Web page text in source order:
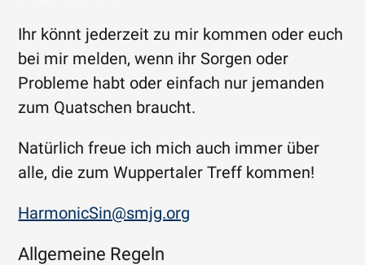
Ihr könnt jederzeit zu mir kommen oder euch
bei mir melden, wenn ihr Sorgen oder
Probleme habt oder einfach nur jemanden
zum Quatschen braucht.
Natürlich freue ich mich auch immer über
alle, die zum Wuppertaler Treff kommen!
HarmonicSin@smjg.org
Allgemeine Regeln